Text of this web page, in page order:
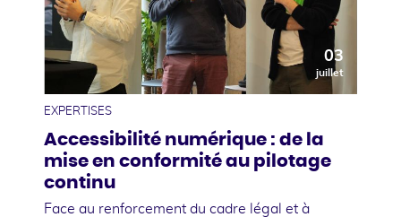
03
juillet
EXPERTISES
Accessibilité numérique : de la
mise en conformité au pilotage
continu
Face au renforcement du cadre légal et à